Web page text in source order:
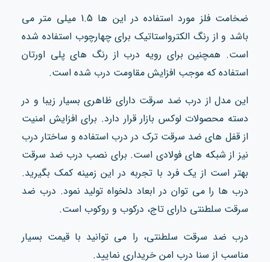
ضخامت فلز مورد استفاده در این ها 1.5 میلی متر می
باشد و از رنگ الکترواستاتیک برای چهارچوب استفاده شده
است. همچنین برای رویه درب از رنگ های پلی اورتان
استفاده که موجب افزایش مقاومت درب شده است.
این مدل از درب ضد سرقت دارای ظاهری بسیار زیبا و در
دسته محصولات لوکس بازار قرار دارد. برای افزایش امنیت
از قفل های ضد سرقت ترک در درب استفاده و ساختار درب
نیز از شبکه های فولادی است. برای نصب درب ضد سرقت
بهتر است از یک فرد با تجربه در این زمینه کمک بگیرید.
درب ها را می توان در ابعاد دلخواه تولید نمود. درب ضد
سرقت سلطنتی دارای تاج، درکوب و روکوب است.
درب ضد سرقت سلطنتی، را می توانید با قیمت بسیار
مناسب از سنا درب امن خریداری نمایید.